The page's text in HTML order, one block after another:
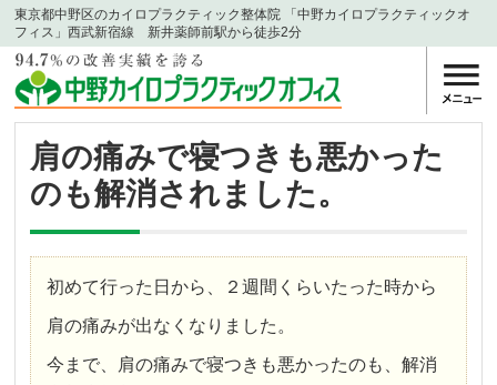
東京都中野区のカイロプラクティック整体院 「中野カイロプラクティックオ
フィス」西武新宿線 新井薬師前駅から徒歩2分
肩の痛みで寝つきも悪かった
のも解消されました。
初めて行った日から、２週間くらいたった時から
肩の痛みが出なくなりました。
今まで、肩の痛みで寝つきも悪かったのも、解消